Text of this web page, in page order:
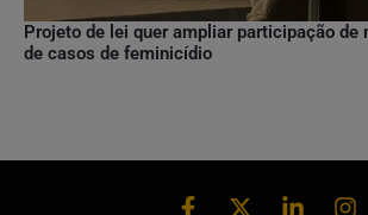
Projeto de lei quer ampliar participação de
de casos de feminicídio